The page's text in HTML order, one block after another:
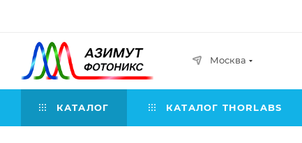
Москва
КАТАЛОГ КАТАЛОГ THORLABS